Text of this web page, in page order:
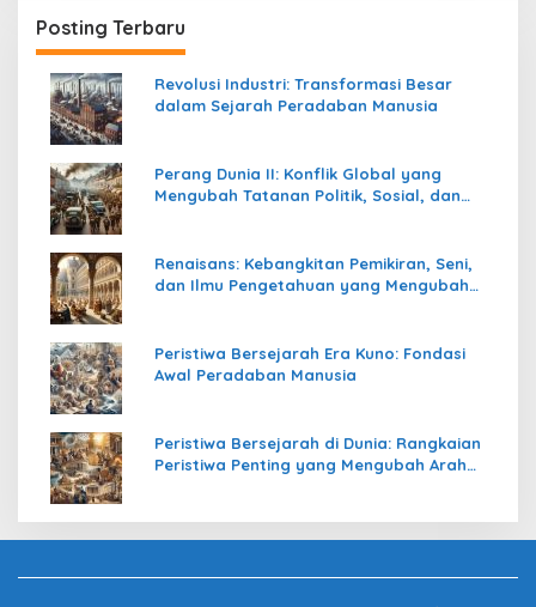
Posting Terbaru
Revolusi Industri: Transformasi Besar
dalam Sejarah Peradaban Manusia
Perang Dunia II: Konflik Global yang
Mengubah Tatanan Politik, Sosial, dan
Renaisans: Kebangkitan Pemikiran, Seni,
dan Ilmu Pengetahuan yang Mengubah
Peristiwa Bersejarah Era Kuno: Fondasi
Awal Peradaban Manusia
Peristiwa Bersejarah di Dunia: Rangkaian
Peristiwa Penting yang Mengubah Arah